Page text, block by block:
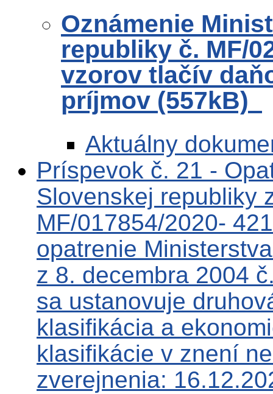
Oznámenie
republiky č. MF/
vzorov tlačív
príjmov (557kB)
Aktuálny
Príspevok č. 21 -
Slovenskej republiky
MF/017854/2020-
opatrenie
z 8. decembra 2004
sa ustanovuje
klasifikácia a
klasifikácie v znení
zverejnenia: